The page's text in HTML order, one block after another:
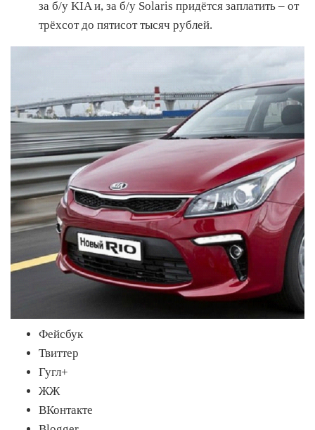
за б/у KIA и, за б/у Solaris придётся заплатить – от
трёхсот до пятисот тысяч рублей.
Фейсбук
Твиттер
Гугл+
ЖЖ
ВКонтакте